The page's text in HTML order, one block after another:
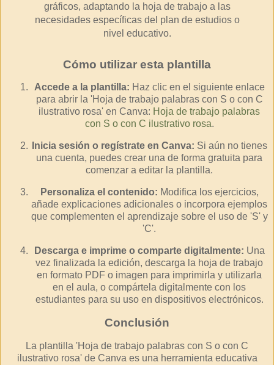
gráficos, adaptando la hoja de trabajo a las
necesidades específicas del plan de estudios o
nivel educativo.
Cómo utilizar esta plantilla
Accede a la plantilla: Haz clic en el siguiente enlace
para abrir la 'Hoja de trabajo palabras con S o con C
ilustrativo rosa' en Canva: Hoja de trabajo palabras
con S o con C ilustrativo rosa.
Inicia sesión o regístrate en Canva: Si aún no tienes
una cuenta, puedes crear una de forma gratuita para
comenzar a editar la plantilla.
Personaliza el contenido: Modifica los ejercicios,
añade explicaciones adicionales o incorpora ejemplos
que complementen el aprendizaje sobre el uso de 'S' y
'C'.
Descarga e imprime o comparte digitalmente: Una
vez finalizada la edición, descarga la hoja de trabajo
en formato PDF o imagen para imprimirla y utilizarla
en el aula, o compártela digitalmente con los
estudiantes para su uso en dispositivos electrónicos.
Conclusión
La plantilla 'Hoja de trabajo palabras con S o con C
ilustrativo rosa' de Canva es una herramienta educativa